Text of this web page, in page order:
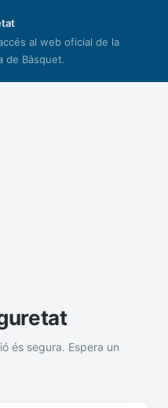
al web oficial de la
de Bàsquet.
és segura. Espera un